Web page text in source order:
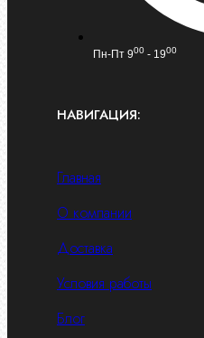
Пн-Пт 900 - 1900
НАВИГАЦИЯ:
Главная
О компании
Доставка
Условия работы
Блог